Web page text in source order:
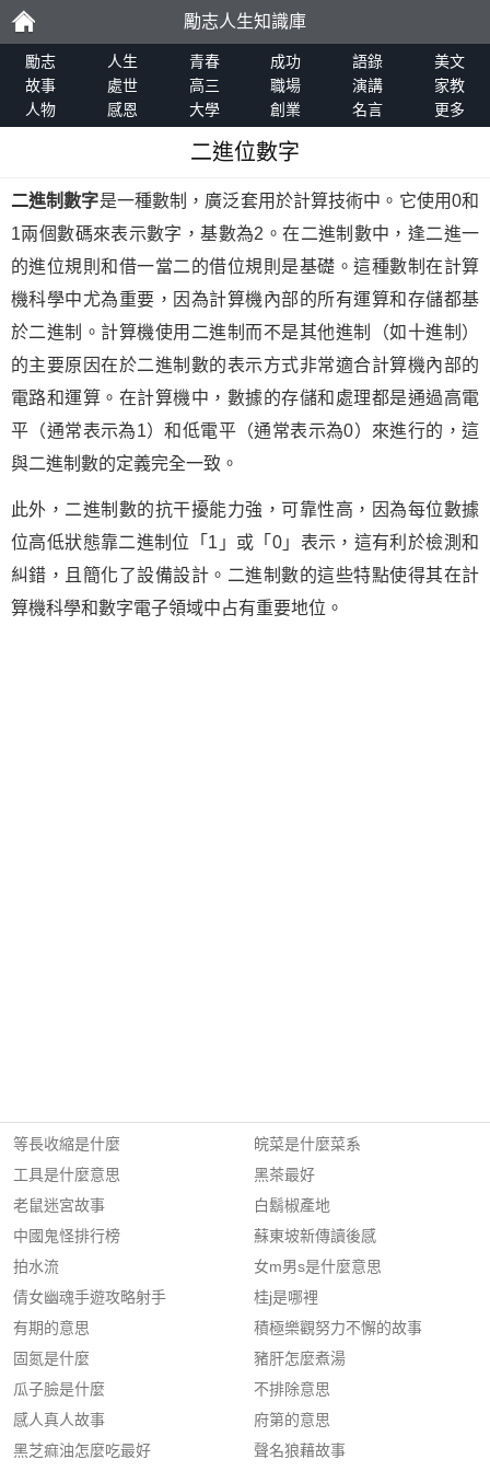
勵
志
勵志人生知識庫
勵志 人生 青春 成功 語錄
美文
故事
處世 高三 職場 演講
家教
人物
感恩 大學 創業 名言 更多
二進位數字
二進制數字是一種數制，廣泛套用於計算技術中。它使用0和
1兩個數碼來表示數字，基數為2。在二進制數中，逢二進一
的進位規則和借一當二的借位規則是基礎。這種數制在計算
機科學中尤為重要，因為計算機內部的所有運算和存儲都基
於二進制。計算機使用二進制而不是其他進制（如十進制）
的主要原因在於二進制數的表示方式非常適合計算機內部的
電路和運算。在計算機中，數據的存儲和處理都是通過高電
平（通常表示為1）和低電平（通常表示為0）來進行的，這
與二進制數的定義完全一致。
此外，二進制數的抗干擾能力強，可靠性高，因為每位數據
位高低狀態靠二進制位「1」或「0」表示，這有利於檢測和
糾錯，且簡化了設備設計。二進制數的這些特點使得其在計
算機科學和數字電子領域中占有重要地位。
等長收縮是什麼
工具是什麼意思
老鼠迷宮故事
中國鬼怪排行榜
拍水流
倩女幽魂手遊攻略射手
有期的意思
固氮是什麼
瓜子臉是什麼
感人真人故事
黑芝痲油怎麼吃最好
皖菜是什麼菜系
黑茶最好
白鬍椒產地
蘇東坡新傳讀後感
女m男s是什麼意思
桂j是哪裡
積極樂觀努力不懈的故事
豬肝怎麼煮湯
不排除意思
府第的意思
聲名狼藉故事